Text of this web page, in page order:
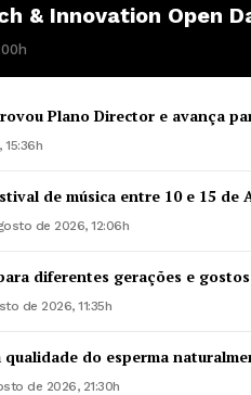
& Innovation Open
Plano Director e avança
de música entre 10 e 15 de
de 2026, 12:06h
diferentes gerações e gostos
de 2026, 11:35h
do esperma
de 2026, 21:30h